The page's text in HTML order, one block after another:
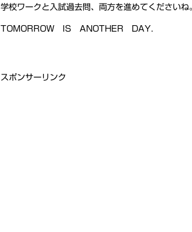
学校ワークと入試過去問、両方を進めてくださいね
TOMORROW IS ANOTHER DAY.
スポンサーリンク